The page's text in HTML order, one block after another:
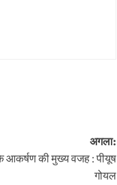
अगला:
के आकर्षण की मुख्य वजह : पीयूष
गोयल